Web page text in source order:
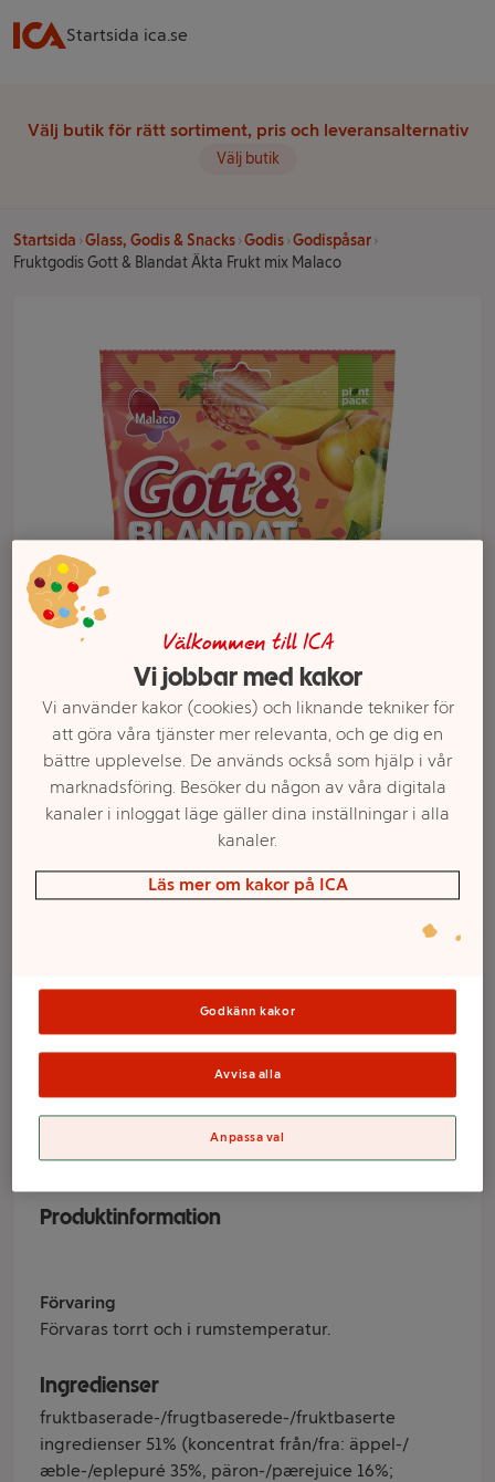
Startsida ica.se
Välj butik för rätt sortiment, pris och leveransalternativ
Välj butik
Startsida Glass, Godis & Snacks Godis Godispåsar
Fruktgodis Gott & Blandat Äkta Frukt mix Malaco
Fruktgodis Gott &
Blandat Äkta
Frukt mix Malaco
Malaco
Produktinformation
Förvaring
Förvaras torrt och i rumstemperatur.
Ingredienser
fruktbaserade-/frugtbaserede-/fruktbaserte
ingredienser 51% (koncentrat från/fra: äppel-/
æble-/eplepuré 35%, päron-/pærejuice 16%;
Välj butik och handla
Sortimentet kan variera mellan butikerna
Välkommen till ICA
Vi jobbar med kakor
Vi använder kakor (cookies) och liknande tekniker för
att göra våra tjänster mer relevanta, och ge dig en
bättre upplevelse. De används också som hjälp i vår
marknadsföring. Besöker du någon av våra digitala
kanaler i inloggat läge gäller dina inställningar i alla
kanaler.
Läs mer om kakor på ICA
Godkänn kakor
Avvisa alla
Anpassa val